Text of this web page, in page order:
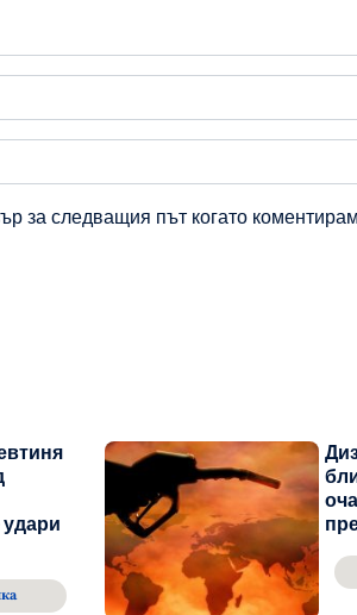
за следващия път когато